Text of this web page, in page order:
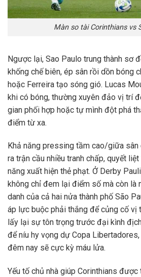
Màn so tài Corinthians vs
Ngược lại, Sao Paulo trung thành sơ
khống chế biên, ép sân rồi dồn bóng
hoặc Ferreira tạo sóng gió. Lucas
khi có bóng, thường xuyên đảo vị trí
gian phối hợp hoặc tự mình đột phá
điểm từ xa.
Khả năng pressing tầm cao/giữa
ra trận cầu nhiều tranh chấp, quyết
năng xuất hiện thẻ phạt. Ở Derby
không chỉ đem lại điểm số mà còn là
danh của cả hai nửa thành phố São
áp lực buộc phải thắng để củng cố vị
lấy lại sự tôn trọng trước đại kình
để níu hy vọng dự Copa
đêm nay sẽ cực kỳ máu lửa.
Yếu tố chủ nhà giúp Corinthians